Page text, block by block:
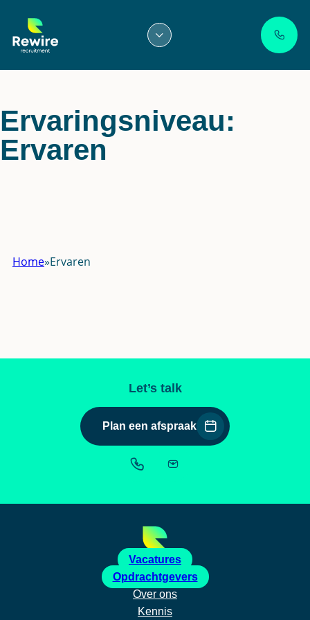
inhoud
Ervaringsniveau:
Ervaren
Home»Ervaren
Let’s talk
Plan een afspraak
Vacatures
Opdrachtgevers
Over ons
Kennis